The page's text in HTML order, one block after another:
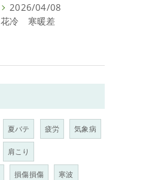
2026/04/08
花冷 寒暖差
夏バテ 疲労 気象病
肩こり
損傷損傷 寒波